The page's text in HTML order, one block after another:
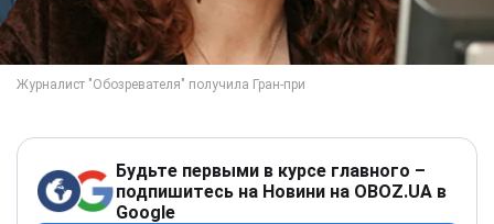
Будьте первыми в курсе главного –
подпишитесь на Новини на OBOZ.UA в
Google